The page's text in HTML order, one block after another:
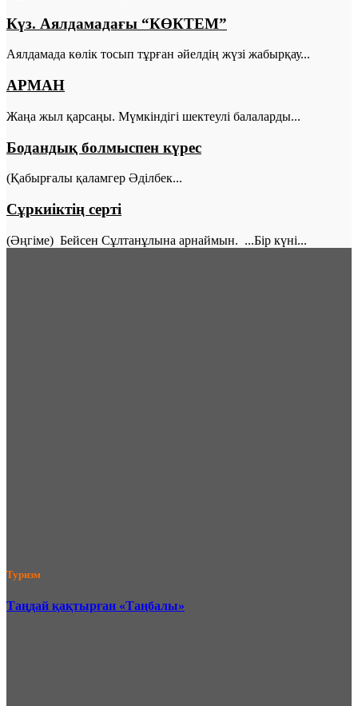
Күз. Аялдамадағы “КӨКТЕМ”
Аялдамада көлік тосып тұрған әйелдің жүзі жабырқау...
АРМАН
Жаңа жыл қарсаңы. Мүмкіндігі шектеулі балаларды...
Бодандық болмыспен күрес
(Қабырғалы қаламгер Әділбек...
Сұркиіктің серті
(Әңгіме) Бейсен Сұлтанұлына арнаймын. ...Бір күні...
Туризм
Таңдай қақтырған «Таңбалы»